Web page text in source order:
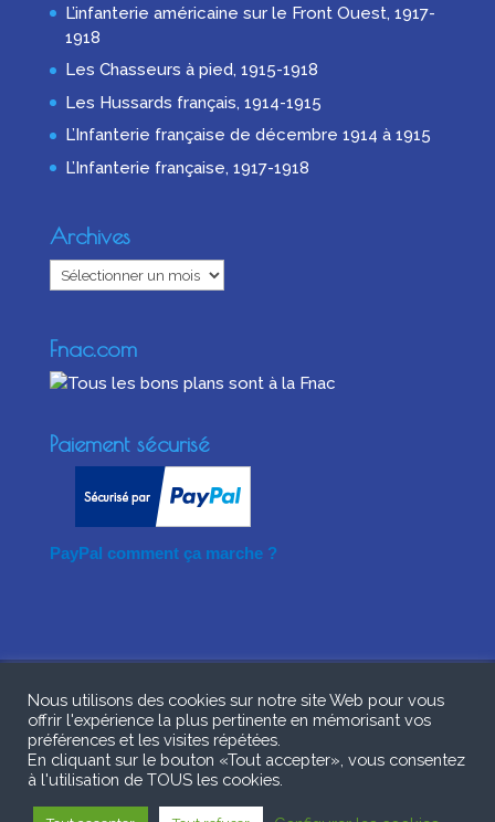
L’infanterie américaine sur le Front Ouest, 1917-
1918
Les Chasseurs à pied, 1915-1918
Les Hussards français, 1914-1915
L’Infanterie française de décembre 1914 à 1915
L’Infanterie française, 1917-1918
Archives
Archives
Fnac.com
Paiement sécurisé
PayPal comment ça marche ?
Copyright © 2025 Eric Le Maître EI - Site Guerre
1914-1918 - Tous droits réservés - Site Internet
Nous utilisons des cookies sur notre site Web pour vous
offrir l'expérience la plus pertinente en mémorisant vos
préférences et les visites répétées.
En cliquant sur le bouton «Tout accepter», vous consentez
à l'utilisation de TOUS les cookies.